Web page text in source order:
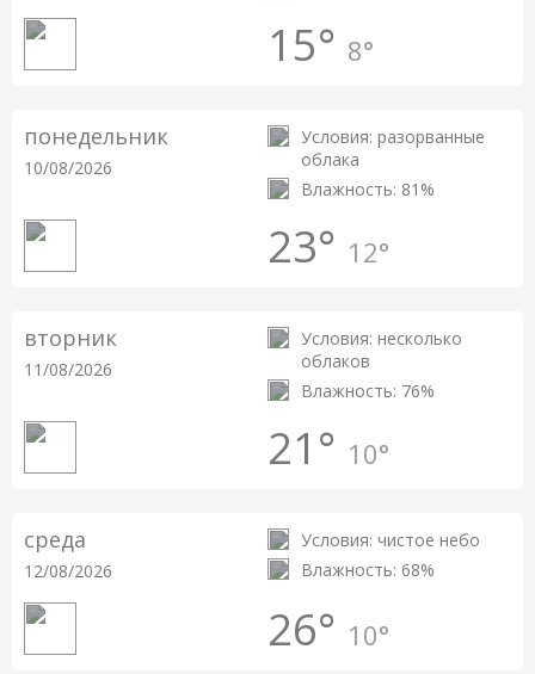
15° 8°
понедельник
10/08/2026
Условия: разорванные
облака
Влажность: 81%
23° 12°
вторник
11/08/2026
Условия: несколько
облаков
Влажность: 76%
21° 10°
среда
12/08/2026
Условия: чистое небо
Влажность: 68%
26° 10°